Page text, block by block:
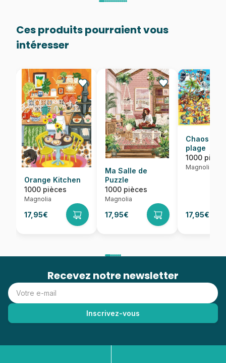
Ces produits pourraient vous
intéresser
Orange Kitchen
1000 pièces
Magnolia
17,95€
Ma Salle de
Puzzle
1000 pièces
Magnolia
17,95€
Chaos sur
plage
1000
Magnolia
17,95€
Recevez notre newsletter